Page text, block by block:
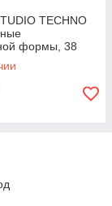
TECHNO
формы, 38